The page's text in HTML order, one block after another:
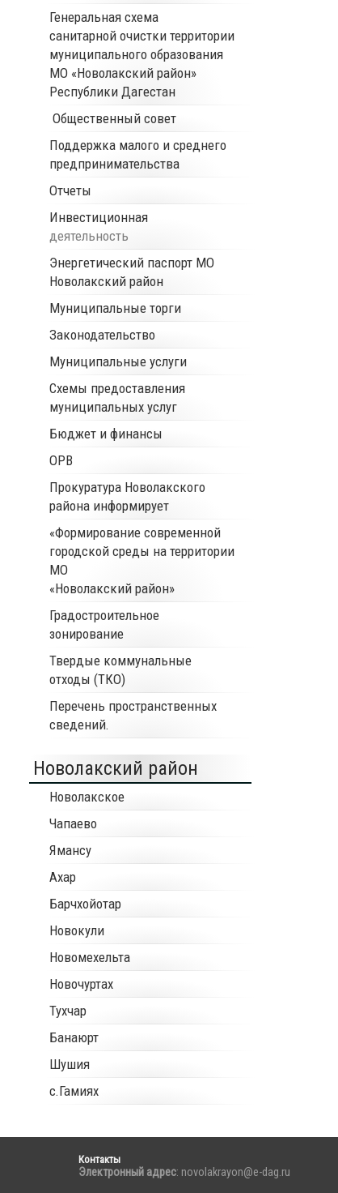
Генеральная схема
санитарной очистки территории
муниципального образования
МО «Новолакский район»
Республики Дагестан
Общественный совет
Поддержка малого и среднего
предпринимательства
Отчеты
Инвестиционная
деятельность
Энергетический паспорт МО
Новолакский район
Муниципальные торги
Законодательство
Муниципальные услуги
Схемы предоставления
муниципальных услуг
Бюджет и финансы
ОРВ
Прокуратура Новолакского
района информирует
«Формирование современной
городской среды на территории
МО
«Новолакский район»
Градостроительное
зонирование
Твердые коммунальные
отходы (ТКО)
Перечень пространственных
сведений.
Новолакский район
Новолакское
Чапаево
Ямансу
Ахар
Барчхойотар
Новокули
Новомехельта
Новочуртах
Тухчар
Банаюрт
Шушия
с.Гамиях
Контакты
Электронный адрес: novolakrayon@e-dag.ru